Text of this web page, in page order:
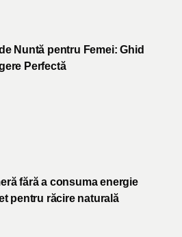
Nuntă pentru Femei: Ghid
Perfectă
fără a consuma energie
pentru răcire naturală